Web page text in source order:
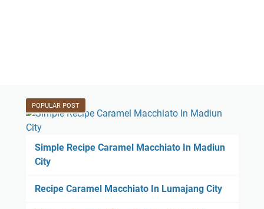
POPULAR POST
Simple Recipe Caramel Macchiato In Madiun
City
Recipe Caramel Macchiato In Lumajang City